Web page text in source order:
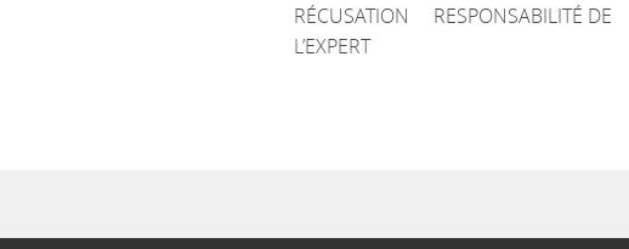
RÉCUSATION
RESPONSABILITÉ DE
L’EXPERT